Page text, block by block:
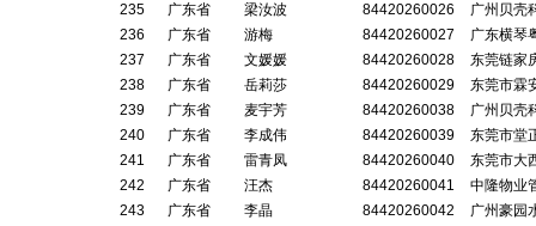
235
广东省 梁汝波 84420260026
广州贝壳
236
广东省 游梅 84420260027
广东横琴
237
广东省 文媛媛 84420260028
东莞链家
238
广东省 岳莉莎 84420260029
东莞市霖
239
广东省 麦宇芳 84420260038
广州贝壳
240
广东省 李成伟 84420260039
东莞市堂
241
广东省 雷青凤 84420260040
东莞市大
242
广东省 汪杰 84420260041
中隆物业
243
广东省 李晶 84420260042
广州豪园